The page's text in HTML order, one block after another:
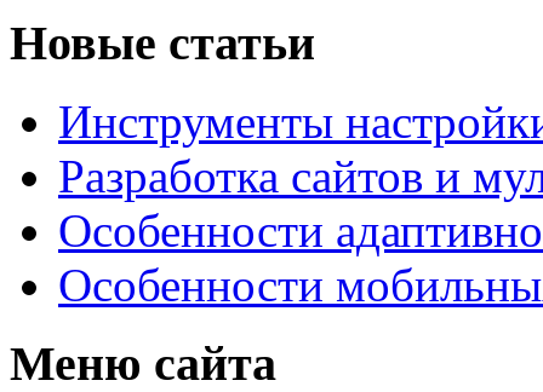
Новые статьи
Инструменты
Разработка сайтов и
Особенности
Особенности
Меню сайта